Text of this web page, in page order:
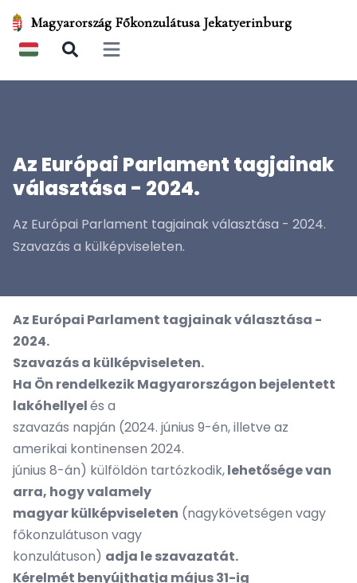
Magyarország Főkonzulátusa Jekatyerinburg
Open main menu
Az Európai Parlament tagjainak
választása - 2024.
Az Európai Parlament tagjainak választása - 2024.
Szavazás a külképviseleten.
Az Európai Parlament tagjainak választása -
2024.
Szavazás a külképviseleten.
Ha Ön rendelkezik Magyarországon bejelentett
lakóhellyelés a
szavazás napján (2024. június 9-én, illetve az
amerikai kontinensen 2024.
június 8-án) külföldön tartózkodik,lehetősége van
arra, hogy valamely
magyar külképviseleten (nagykövetségen vagy
főkonzulátuson vagy
konzulátuson) adja le szavazatát.
Kérelmét benyújthatja május 31-ig